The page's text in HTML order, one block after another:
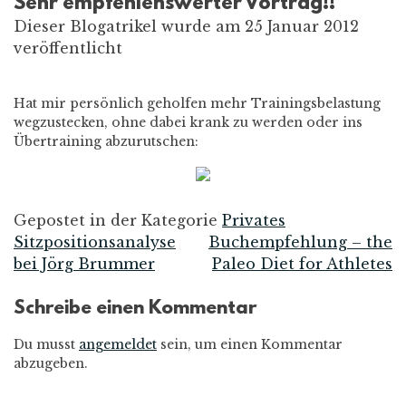
Dieser Blogatrikel wurde am 25 Januar 2012
veröffentlicht
Hat mir persönlich geholfen mehr Trainingsbelastung
wegzustecken, ohne dabei krank zu werden oder ins
Übertraining abzurutschen:
Gepostet in der Kategorie Privates
Beitrags-
Navigation
Sitzpositionsanalyse
bei Jörg Brummer
Buchempfehlung – the
Paleo Diet for Athletes
Schreibe einen Kommentar
Du musst angemeldet sein, um einen Kommentar
abzugeben.